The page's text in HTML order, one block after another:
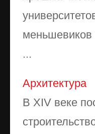
меньшевиков
...
Архитектура
В XIV веке